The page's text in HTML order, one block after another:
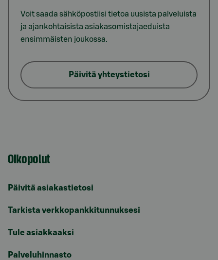
Voit saada sähköpostiisi tietoa uusista palveluista
ja ajankohtaisista asiakasomistajaeduista
ensimmäisten joukossa.
Päivitä yhteystietosi
Oikopolut
Päivitä asiakastietosi
Tarkista verkkopankkitunnuksesi
Tule asiakkaaksi
Palveluhinnasto